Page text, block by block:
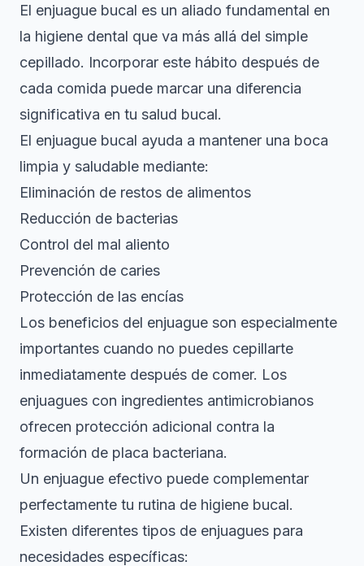
El enjuague bucal es un aliado fundamental en
la higiene dental que va más allá del simple
cepillado. Incorporar este hábito después de
cada comida puede marcar una diferencia
significativa en tu salud bucal.
El enjuague bucal ayuda a mantener una boca
limpia y saludable mediante:
Eliminación de restos de alimentos
Reducción de bacterias
Control del mal aliento
Prevención de caries
Protección de las encías
Los beneficios del enjuague son especialmente
importantes cuando no puedes cepillarte
inmediatamente después de comer. Los
enjuagues con ingredientes antimicrobianos
ofrecen protección adicional contra la
formación de placa bacteriana.
Un enjuague efectivo puede complementar
perfectamente tu rutina de higiene bucal.
Existen diferentes tipos de enjuagues para
necesidades específicas: